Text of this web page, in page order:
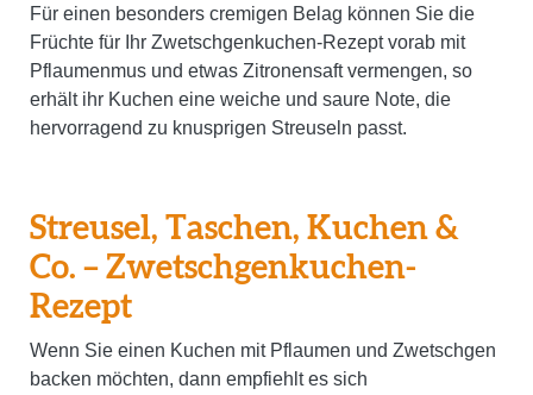
Für einen besonders cremigen Belag können Sie die
Früchte für Ihr Zwetschgenkuchen-Rezept vorab mit
Pflaumenmus und etwas Zitronensaft vermengen, so
erhält ihr Kuchen eine weiche und saure Note, die
hervorragend zu knusprigen Streuseln passt.
Streusel, Taschen, Kuchen &
Co. – Zwetschgenkuchen-
Rezept
Wenn Sie einen Kuchen mit Pflaumen und Zwetschgen
backen möchten, dann empfiehlt es sich